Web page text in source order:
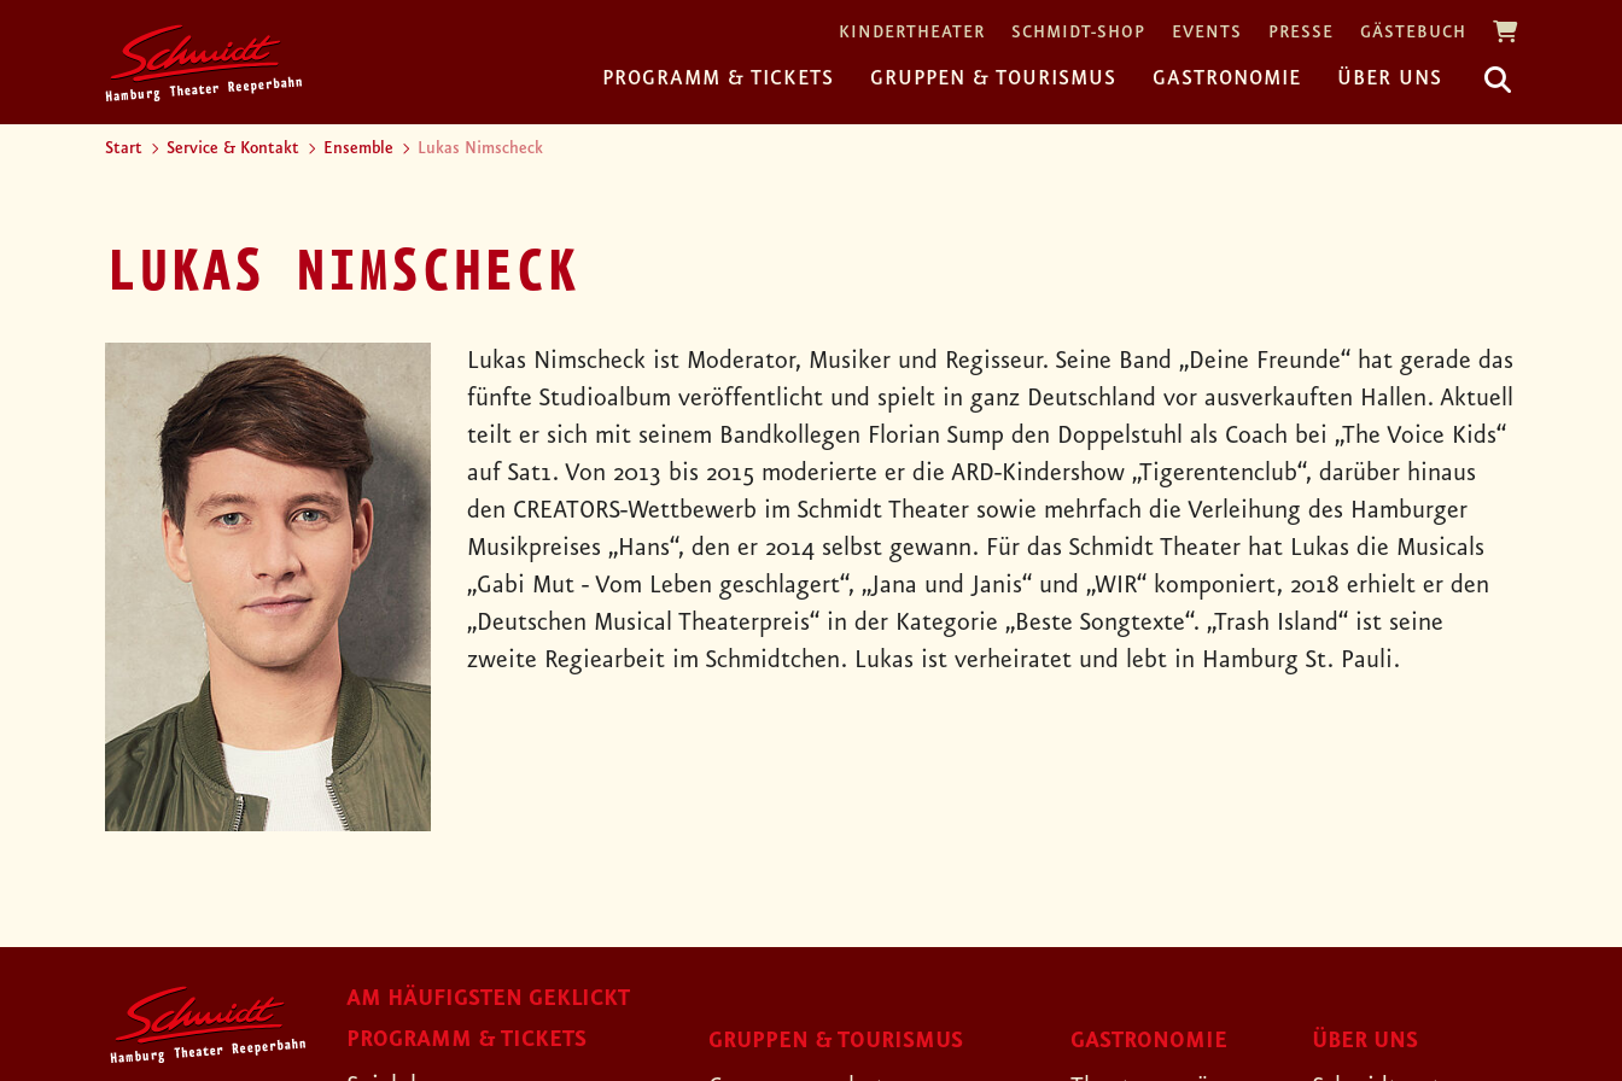
KINDERTHEATER SCHMIDT-SHOP EVENTS PRESSE GÄSTEBUCH
PROGRAMM & TICKETS GRUPPEN & TOURISMUS GASTRONOMIE ÜBER UNS
Start Service & Kontakt Ensemble Lukas Nimscheck
LUKAS NIMSCHECK
Lukas Nimscheck ist Moderator, Musiker und Regisseur. Seine Band „Deine Freunde“ hat gerade das
fünfte Studioalbum veröffentlicht und spielt in ganz Deutschland vor ausverkauften Hallen. Aktuell
teilt er sich mit seinem Bandkollegen Florian Sump den Doppelstuhl als Coach bei „The Voice Kids“
auf Sat1. Von 2013 bis 2015 moderierte er die ARD-Kindershow „Tigerentenclub“, darüber hinaus
den CREATORS-Wettbewerb im Schmidt Theater sowie mehrfach die Verleihung des Hamburger
Musikpreises „Hans“, den er 2014 selbst gewann. Für das Schmidt Theater hat Lukas die Musicals
„Gabi Mut - Vom Leben geschlagert“, „Jana und Janis“ und „WIR“ komponiert, 2018 erhielt er den
„Deutschen Musical Theaterpreis“ in der Kategorie „Beste Songtexte“. „Trash Island“ ist seine
zweite Regiearbeit im Schmidtchen. Lukas ist verheiratet und lebt in Hamburg St. Pauli.
AM HÄUFIGSTEN GEKLICKT
PROGRAMM & TICKETS
GRUPPEN & TOURISMUS GASTRONOMIE ÜBER UNS